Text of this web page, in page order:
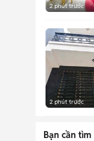
2 phút trước
2 phút trước
Bạn cần tìm